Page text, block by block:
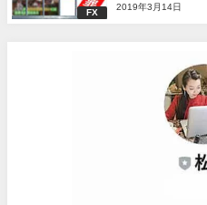
FX
2019年3月14日